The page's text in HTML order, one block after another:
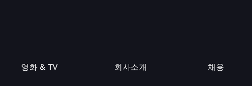
영화 & TV 회사소개 채용